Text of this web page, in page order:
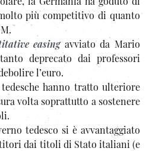
più competitivo di quanto
easingavviato da Mario
deprecato dai professori
l’euro.
hanno tratto ulteriore
volta soprattutto a sostenere
tedesco si è avvantaggiato
dai titoli di Stato italiani (e